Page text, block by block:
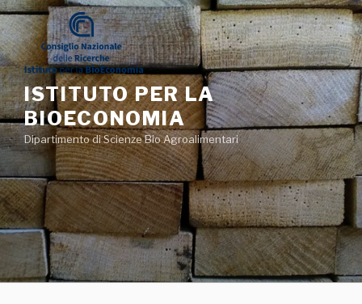
Salta
al
contenuto
ISTITUTO PER LA
BIOECONOMIA
Dipartimento di Scienze Bio Agroalimentari